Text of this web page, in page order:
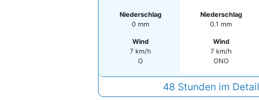
Niederschlag
0 mm
Wind
7 km/h
O
Niederschlag
0.1 mm
Wind
7 km/h
ONO
48 Stunden im Detail